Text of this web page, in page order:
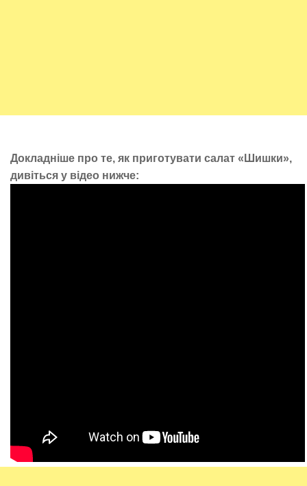
Докладніше про те, як приготувати салат «Шишки»,
дивіться у відео нижче: